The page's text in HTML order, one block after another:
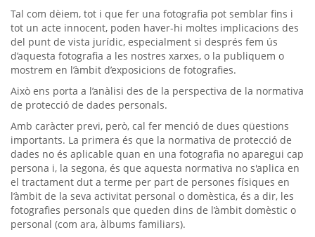
Tal com dèiem, tot i que fer una fotografia pot semblar fins i
tot un acte innocent, poden haver-hi moltes implicacions des
del punt de vista jurídic, especialment si després fem ús
d’aquesta fotografia a les nostres xarxes, o la publiquem o
mostrem en l’àmbit d’exposicions de fotografies.
Això ens porta a l’anàlisi des de la perspectiva de la normativa
de protecció de dades personals.
Amb caràcter previ, però, cal fer menció de dues qüestions
importants. La primera és que la normativa de protecció de
dades no és aplicable quan en una fotografia no aparegui cap
persona i, la segona, és que aquesta normativa no s'aplica en
el tractament dut a terme per part de persones físiques en
l’àmbit de la seva activitat personal o domèstica, és a dir, les
fotografies personals que queden dins de l’àmbit domèstic o
personal (com ara, àlbums familiars).